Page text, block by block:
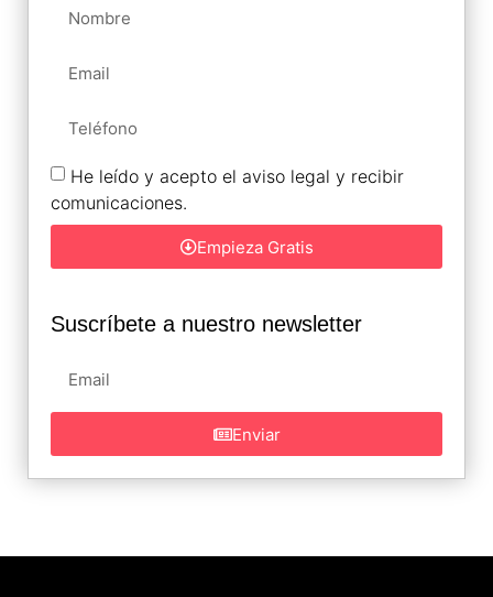
He leído y acepto el aviso legal y recibir
comunicaciones.
Empieza Gratis
Suscríbete a nuestro newsletter
Enviar